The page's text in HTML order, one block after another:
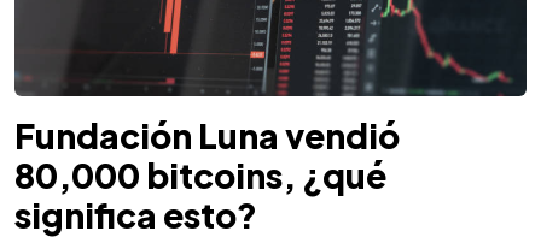
Fundación Luna vendió
80,000 bitcoins, ¿qué
significa esto?